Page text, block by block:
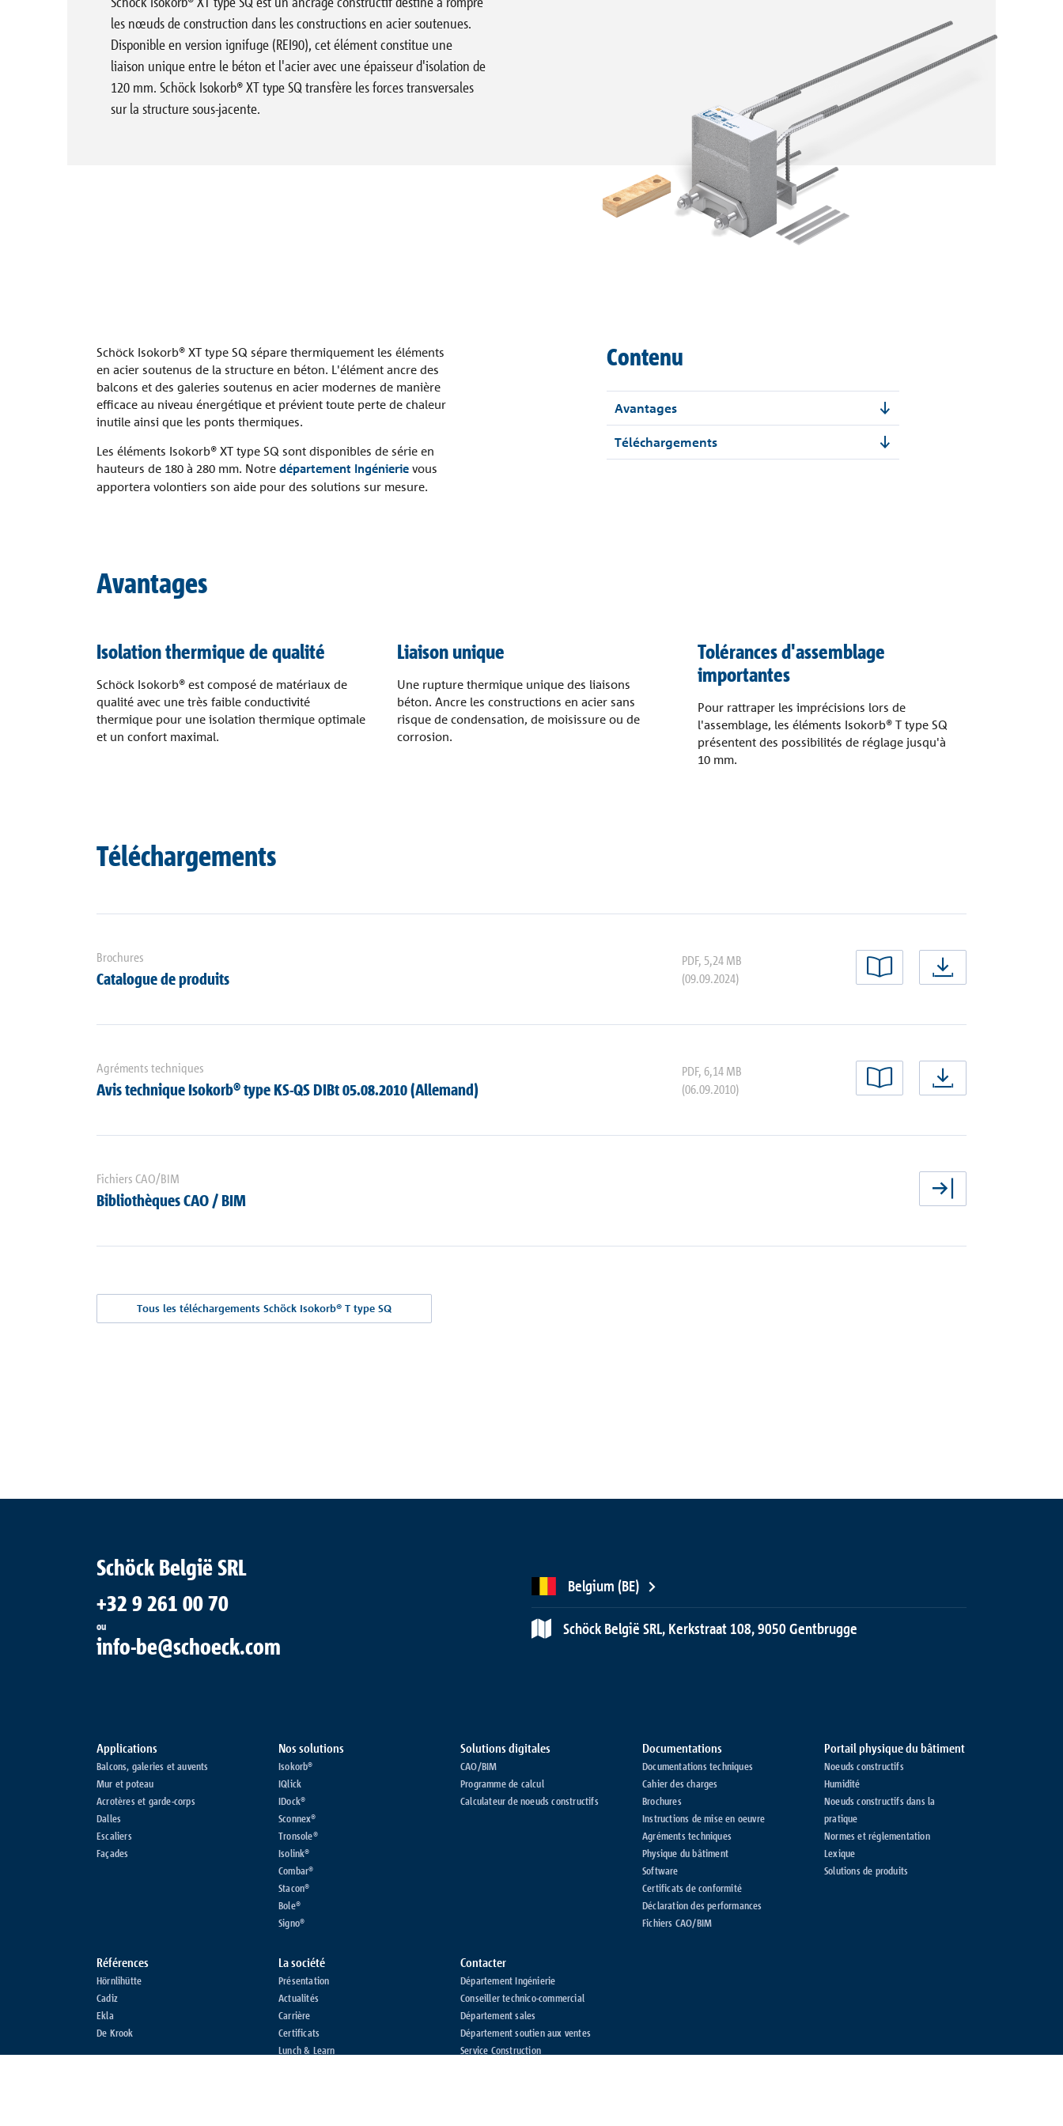
Balcons, galeries et auvents Mur et poteau Acrotères et garde-corps Façades
Sconnex®
Tronsole®
constructifs
Brochures
Instructions de mise en
Agréments techniques
conformité
Déclaration des
performances
Fichiers CAO/BIM
dans la pratique
Normes et
réglementation
Certificats
Lunch & Learn
Département sales
Département soutien
aux ventes
Service Construction
les nœuds de construction dans les constructions en acier soutenues.
Disponible en version ignifuge (REI90), cet élément constitue une
liaison unique entre le béton et l'acier avec une épaisseur d'isolation de
120 mm. Schöck Isokorb® XT type SQ transfère les forces transversales
sur la structure sous-jacente.
Schöck Isokorb® XT type SQ sépare thermiquement les éléments
en acier soutenus de la structure en béton. L'élément ancre des
balcons et des galeries soutenus en acier modernes de manière
efficace au niveau énergétique et prévient toute perte de chaleur
inutile ainsi que les ponts thermiques.
Les éléments Isokorb® XT type SQ sont disponibles de série en
hauteurs de 180 à 280 mm. Notre département Ingénierie vous
apportera volontiers son aide pour des solutions sur mesure.
Contenu
Avantages
Téléchargements
Avantages
Isolation thermique de qualité
Schöck Isokorb® est composé de matériaux de
qualité avec une très faible conductivité
thermique pour une isolation thermique optimale
et un confort maximal.
Liaison unique
Une rupture thermique unique des liaisons
béton. Ancre les constructions en acier sans
risque de condensation, de moisissure ou de
corrosion.
Tolérances d'assemblage
importantes
Pour rattraper les imprécisions lors de
l'assemblage, les éléments Isokorb® T type SQ
présentent des possibilités de réglage jusqu'à
10 mm.
Téléchargements
Brochures
Catalogue de produits
PDF, 5,24 MB
(09.09.2024)
Lire maintenant
Agréments techniques
Avis technique Isokorb® type KS-QS DIBt 05.08.2010 (Allemand)
PDF, 6,14 MB
(06.09.2010)
Lire maintenant
Fichiers CAO/BIM
Bibliothèques CAO / BIM
Tous les téléchargements Schöck Isokorb® T type SQ
Schöck België SRL
+32 9 261 00 70
ou
info-be@schoeck.com
Belgium (BE)
Schöck België SRL, Kerkstraat 108, 9050 Gentbrugge
Applications
Balcons, galeries et auvents
Mur et poteau
Acrotères et garde-corps
Dalles
Escaliers
Façades
Nos solutions
Isokorb®
IQlick
IDock®
Sconnex®
Tronsole®
Isolink®
Combar®
Stacon®
Bole®
Signo®
Solutions digitales
CAO/BIM
Programme de calcul
Calculateur de noeuds constructifs
Documentations
Documentations techniques
Cahier des charges
Brochures
Instructions de mise en oeuvre
Agréments techniques
Physique du bâtiment
Software
Certificats de conformité
Déclaration des performances
Fichiers CAO/BIM
Portail physique du bâtiment
Noeuds constructifs
Humidité
Noeuds constructifs dans la
pratique
Normes et réglementation
Lexique
Solutions de produits
Références
Hörnlihütte
Cadiz
Ekla
De Krook
La société
Présentation
Actualités
Carrière
Certificats
Lunch & Learn
Contacter
Département Ingénierie
Conseiller technico-commercial
Département sales
Département soutien aux ventes
Service Construction